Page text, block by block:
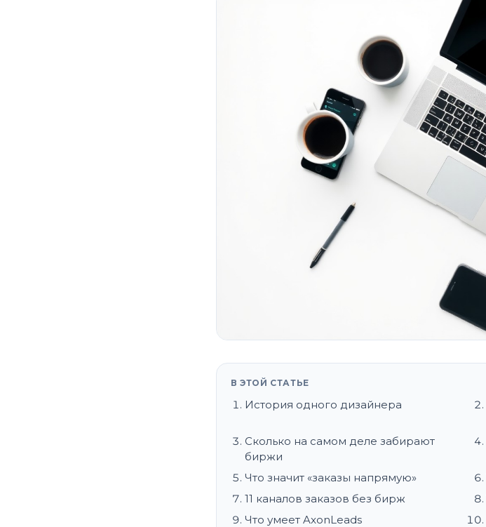
В ЭТОЙ СТАТЬЕ
История одного дизайнера
Сколько на самом деле забирают
биржи
Что значит «заказы напрямую»
11 каналов заказов без бирж
Что умеет AxonLeads